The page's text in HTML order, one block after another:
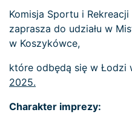
Komisja Sportu i
zaprasza do udziału w
w Koszykówce,
które odbędą się w Łodzi
2025.
Charakter imprezy: